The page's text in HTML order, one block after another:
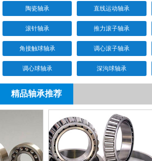
陶瓷轴承 直线运动轴承
滚针轴承 推力滚子轴承
角接触球轴承 调心滚子轴承
调心球轴承 深沟球轴承
精品轴承推荐